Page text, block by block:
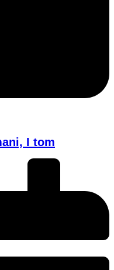
I tom